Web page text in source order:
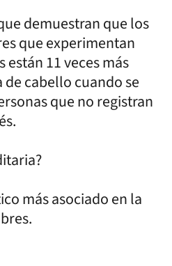
demuestran que los
que experimentan
11 veces más
cabello cuando se
que no registran
más asociado en la